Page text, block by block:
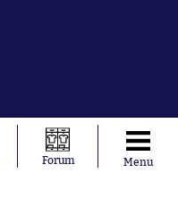
Forum Menu